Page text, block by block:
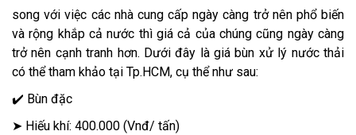
song với việc các nhà cung cấp ngày càng trở nên phổ biến
và rộng khắp cả nước thì giá cả của chúng cũng ngày càng
trở nên cạnh tranh hơn. Dưới đây là giá bùn xử lý nước thải
có thể tham khảo tại Tp.HCM, cụ thể như sau:
✔️ Bùn đặc
➤ Hiếu khí: 400.000 (Vnđ/ tấn)